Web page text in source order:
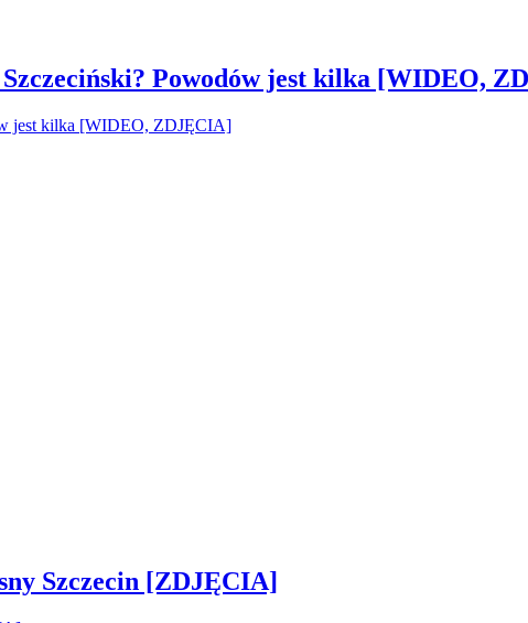
Powodów jest kilka [WIDEO,
Szczecin [ZDJĘCIA]